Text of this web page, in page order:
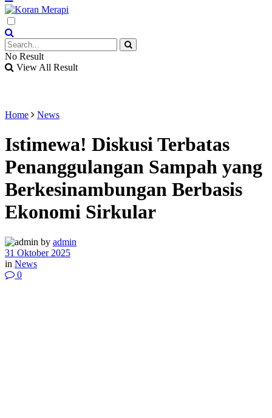
No Result
View All Result
Home News
Istimewa! Diskusi Terbatas
Penanggulangan Sampah yang
Berkesinambungan Berbasis
Ekonomi Sirkular
by admin
31 Oktober 2025
in News
0